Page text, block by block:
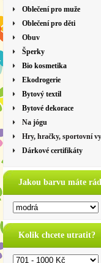
Oblečení pro muže
Oblečení pro děti
Obuv
Šperky
Bio kosmetika
Ekodrogerie
Bytový textil
Bytové dekorace
Na jógu
Hry, hračky, sportovní
Dárkové certifikáty
Jakou barvu máte
Kolik chcete utratit?